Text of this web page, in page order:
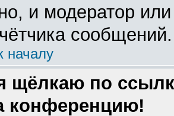
и модератор
сообщений.
началу
щёлкаю по
конференцию!